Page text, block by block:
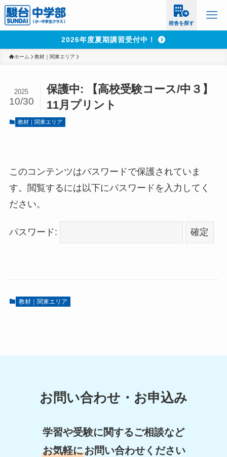
校舎を探す
2026年度夏期講習受付中！
ホーム 教材｜関東エリア
保護中: 【高校受験コース/中３】
11月プリント
2025
10/30
教材｜関東エリア
このコンテンツはパスワードで保護されていま
す。閲覧するには以下にパスワードを入力してく
ださい。
パスワード:
教材｜関東エリア
お問い合わせ・お申込み
学習や受験に関するご相談など
お気軽にお問い合わせください